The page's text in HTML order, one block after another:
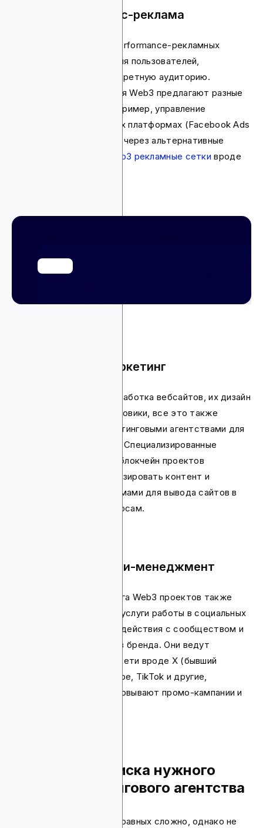
PPC и programmatic-реклама
Сюда входит ведение performance-рекламных
кампаний для привлечения пользователей,
таргетированных на конкретную аудиторию.
Рекламные агентства для Web3 предлагают разные
услуги в этой сфере, например, управление
кампаниями на сторонних платформах (Facebook Ads
и Google Ads) или запуск через альтернативные
Web3 рекламные сетки вроде
SEO и контент-маркетинг
Создание контента, разработка вебсайтов, их дизайн
и оптимизация под поисковики, все это также
предоставляется маркетинговыми агентствами для
компаний в сфере Web3. Специализированные
стратегии для крипто и блокчейн проектов
позволяют лучше оптимизировать контент и
манипулировать алгоритмами для вывода сайтов в
топы по поисковым запросам.
SMM и коммьюнити-менеджмент
Агентства для маркетинга Web3 проектов также
могут предложить свои услуги работы в социальных
сетях, активного взаимодействия с сообществом и
продвижения нарративов бренда. Они ведут
брендовые социальные сети вроде X (бывший
Twitter), Telegram, YouTube, TikTok и другие,
разрабатывают и реализовывают промо-кампании и
Советы для поиска нужного
Web3 маркетингового агентства
Выбрать лучшего среди равных сложно, однако не